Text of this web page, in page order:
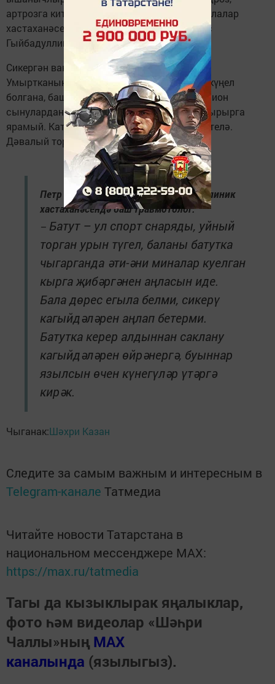
артрозга китерә, – ди Республика клиник балалар
хастаханәсенең травмотолог-табибы Фәнис
Гыйбадуллин.
Сикергән вакытта умарткага көч килә икән.
Умыртканың муен өлешенә зыян килгәндә күңел
болгана, баш авыртырга мөмкин. Компрессион
сынулардан соң гадәттә ярты ел тирәсе утырырга
ярамый. Каты корсет киеп йөрергә киңәш ителә.
Дәвалый торган күнекмәләр ясау мөһим.
Петр Андреев, республика балалар клиник
хастаханәсендә баш травмотолог:
– Батут – ул спорт снаряды, уйный
торган урын түгел, баланы батутка
чыгарганда әти-әни миналар куелган
кырга җибәргәнен аңласын иде.
Бала дөрес егыла белми, сикерү
кагыйдәләрен аңлап бетерми.
Батутка керер алдыннан саклану
кагыйдәләрен өйрәнергә, буыннар
язылсын өчен күнегүләр үтәргә
кирәк.
Чыганак:Шәхри Казан
Следите за самым важным и интересным в
Telegram-канале Татмедиа
Читайте новости Татарстана в
национальном мессенджере MАХ:
https://max.ru/tatmedia
Тагы да кызыклырак яңалыклар,
фото һәм видеолар «Шәһри
Чаллы»ның MAX
каналында (язылыгыз).